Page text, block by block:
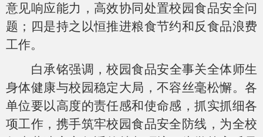
意见响应能力，高效协同处置校园食品安全问
题；四是持之以恒推进粮食节约和反食品浪费
工作。
白承铭强调，校园食品安全事关全体师生
身体健康与校园稳定大局，不容丝毫松懈。各
单位要以高度的责任感和使命感，抓实抓细各
项工作，携手筑牢校园食品安全防线，为全校